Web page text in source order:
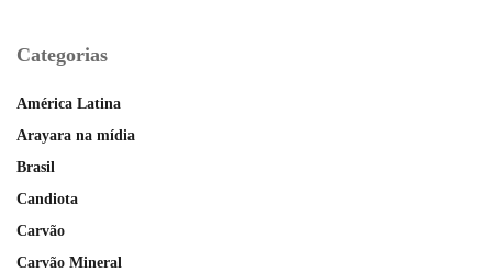
Categorias
América Latina
Arayara na mídia
Brasil
Candiota
Carvão
Carvão Mineral